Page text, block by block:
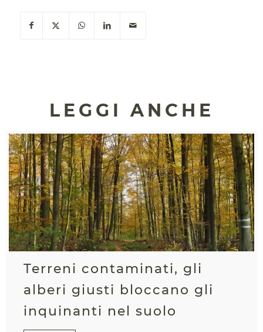
LEGGI ANCHE
Terreni contaminati, gli
alberi giusti bloccano gli
inquinanti nel suolo